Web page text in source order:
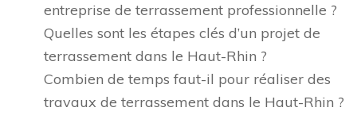
entreprise de terrassement professionnelle ?
Quelles sont les étapes clés d’un projet de
terrassement dans le Haut-Rhin ?
Combien de temps faut-il pour réaliser des
travaux de terrassement dans le Haut-Rhin ?